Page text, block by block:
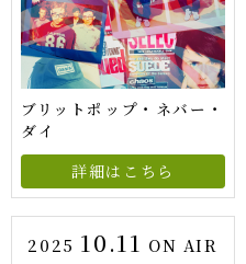
ブリットポップ・ネバー・
ダイ
詳細はこちら
2025 10.11 ON AIR